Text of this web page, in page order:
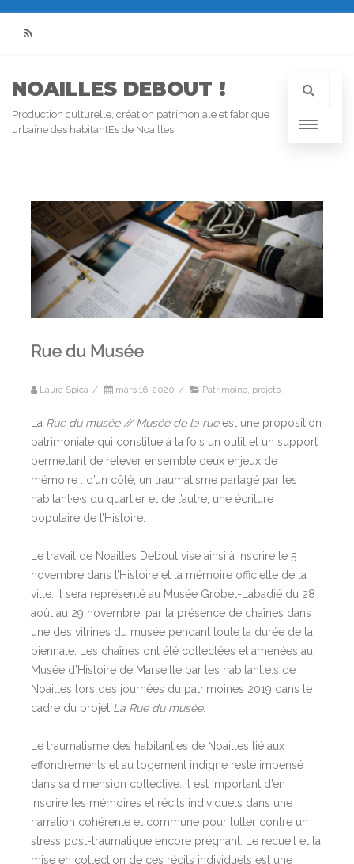
NOAILLES DEBOUT !
Production culturelle, création patrimoniale et fabrique
urbaine des habitantEs de Noailles
Rue du Musée
Laura Spica / mars 16, 2020 / Patrimoine projets
La Rue du musée // Musée de la rueest une proposition
patrimoniale qui constitue à la fois un outil et un support
permettant de relever ensemble deux enjeux de
mémoire : d’un côté, un traumatisme partagé par les
habitant·e·s du quartier et de l’autre, une écriture
populaire de l’Histoire.
Le travail de Noailles Debout vise ainsi à inscrire le 5
novembre dans l’Histoire et la mémoire officielle de la
ville. Il sera représenté au Musée Grobet-Labadié du 28
août au 29 novembre, par la présence de chaînes dans
une des vitrines du musée pendant toute la durée de la
biennale. Les chaînes ont été collectées et amenées au
Musée d’Histoire de Marseille par les habitant.e.s de
Noailles lors des journées du patrimoines 2019 dans le
cadre du projet La Rue du musée.
Le traumatisme des habitant.es de Noailles lié aux
effondrements et au logement indigne reste impensé
dans sa dimension collective. Il est important d’en
inscrire les mémoires et récits individuels dans une
narration cohérente et commune pour lutter contre un
stress post-traumatique encore prégnant. Le recueil et la
mise en collection de ces récits individuels est une